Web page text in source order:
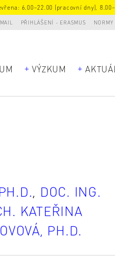
6.00–22.00 (pracovní dny),
PŘIHLÁŠENÍ - ERASMUS NORMY
VÝZKUM
, DOC. ING.
KATEŘINA
PH.D.